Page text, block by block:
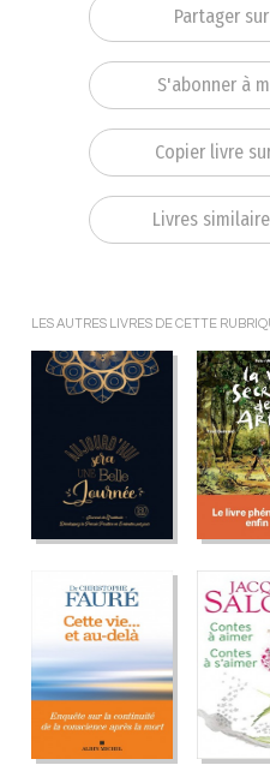
Partager
S'abonner à
Copier livre
Livres
LES AUTRES LIVRES DE CETTE